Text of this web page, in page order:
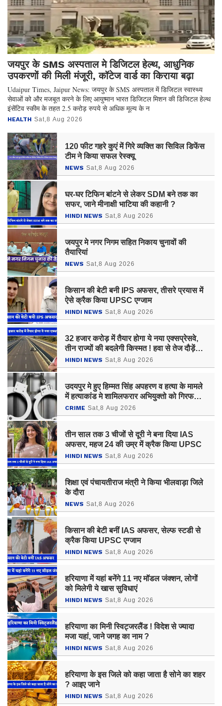
जयपुर के SMS अस्पताल मे डिजिटल हेल्थ, आधुनिक
उपकरणों की मिली मंजूरी, कॉटेज वार्ड का किराया बढ़ा
Udaipur Times, Jaipur News: जयपुर के SMS अस्पताल में डिजिटल स्वास्थ्य
सेवाओं को और मजबूत करने के लिए आयुष्मान भारत डिजिटल मिशन की डिजिटल हेल्थ
इंसेंटिव स्कीम के तहत 2.5 करोड़ रुपये से अधिक मूल्य के न
HEALTH Sat,8 Aug 2026
120 फीट गहरे कुएं में गिरे व्यक्ति का सिविल डिफेंस
टीम ने किया सफल रेस्क्यू
NEWS Sat,8 Aug 2026
घर-घर टिफिन बांटने से लेकर SDM बने तक का
सफर, जाने मीनाक्षी भाटिया की कहानी ?
HINDI NEWS Sat,8 Aug 2026
जयपुर मे नगर निगम सहित निकाय चुनावों की
तैयारियां
NEWS Sat,8 Aug 2026
किसान की बेटी बनी IPS अफसर, तीसरे प्रयास में
ऐसे क्रैक किया UPSC एग्जाम
HINDI NEWS Sat,8 Aug 2026
32 हजार करोड़ में तैयार होगा ये नया एक्सप्रेसवे,
तीन राज्यों की बदलेगी किस्मत ! हवा से तेज दौड़ेंगी
गाड़‍ियां
HINDI NEWS Sat,8 Aug 2026
उदयपुर मे हुए हिम्मत सिंह अपहरण व हत्या के मामले
में हत्याकांड मे शामिलफरार अभियुक्तो को गिरफतार
किया है
CRIME Sat,8 Aug 2026
तीन साल तक 3 चीजों से दूरी ने बना दिया IAS
अफसर, महज 24 की उम्र में क्रैक किया UPSC
HINDI NEWS Sat,8 Aug 2026
शिक्षा एवं पंचायतीराज मंत्री ने किया भीलवाड़ा जिले
के दौरा
NEWS Sat,8 Aug 2026
किसान की बेटी बनीं IAS अफसर, सेल्फ स्टडी से
क्रैक किया UPSC एग्जाम ​​​​​​​
HINDI NEWS Sat,8 Aug 2026
हरियाणा में यहां बनेंगे 11 नए मॉडल जंक्शन, लोगों
को मिलेगी ये खास सुविधाएं
HINDI NEWS Sat,8 Aug 2026
हरियाणा का मिनी स्विट्जरलैंड ! विदेश से ज्यादा
मजा यहां, जाने जगह का नाम ?
HINDI NEWS Sat,8 Aug 2026
हरियाणा के इस जिले को कहा जाता है सोने का शहर
? आइए जाने
HINDI NEWS Sat,8 Aug 2026